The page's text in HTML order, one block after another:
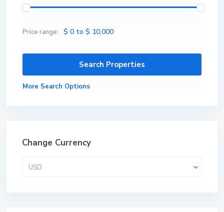
Price range: $ 0 to $ 10,000
More Search Options
Change Currency
USD